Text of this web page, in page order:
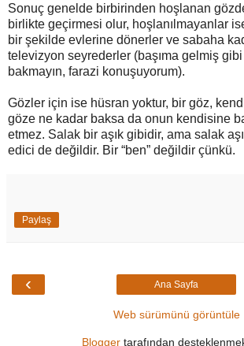
Sonuç genelde birbirinden hoşlanan
birlikte geçirmesi olur, hoşlanılmayanlar
bir şekilde evlerine dönerler ve sabaha
televizyon seyrederler (başıma gelmiş gibi
bakmayın, farazi konuşuyorum).
Gözler için ise hüsran yoktur, bir göz,
göze ne kadar baksa da onun kendisine
etmez. Salak bir aşık gibidir, ama salak
edici de değildir. Bir “ben” değildir çünkü.
Paylaş
‹ Ana Sayfa
Web sürümünü görüntüle
Bloggertarafından